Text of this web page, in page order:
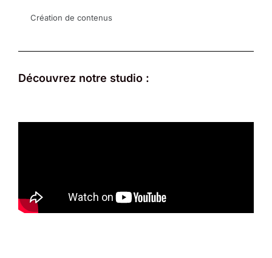
Création de contenus
Découvrez notre studio :